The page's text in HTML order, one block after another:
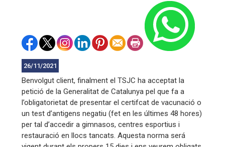
26/11/2021
Benvolgut client, finalment el TSJC ha acceptat la
petició de la Generalitat de Catalunya pel que fa a
l’obligatorietat de presentar el certifcat de vacunació o
un test d’antigens negatiu (fet en les últimes 48 hores)
per tal d’accedir a gimnasos, centres esportius i
restauració en llocs tancats. Aquesta norma será